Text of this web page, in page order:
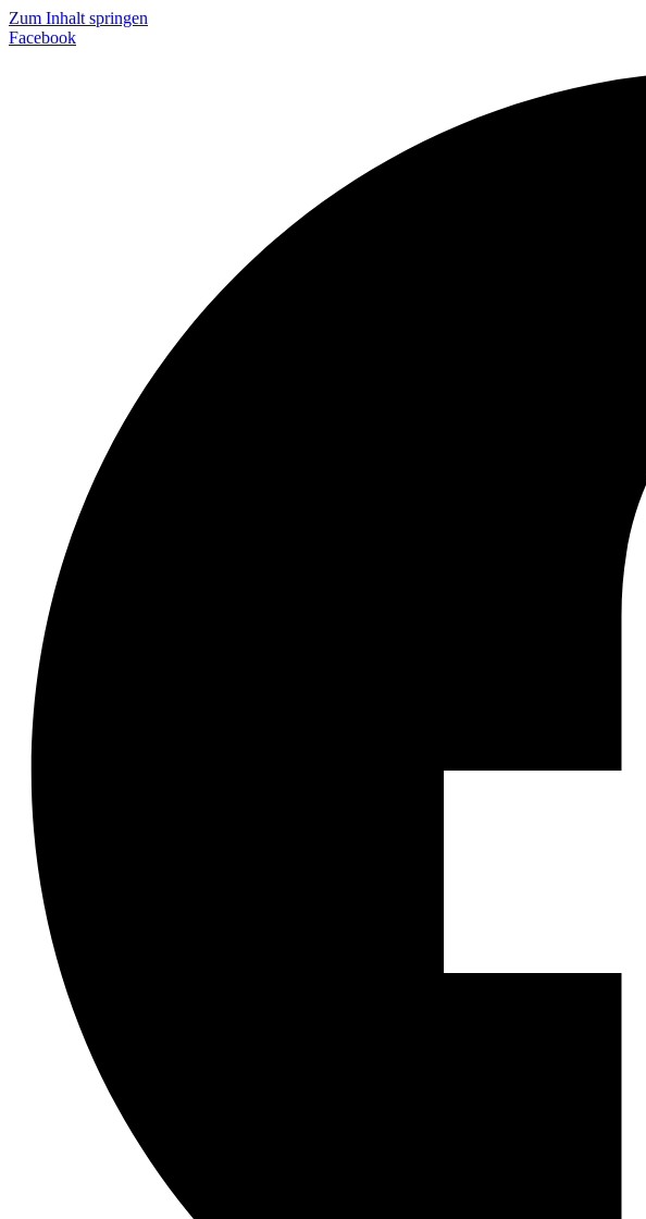
Zum Inhalt springen
Facebook